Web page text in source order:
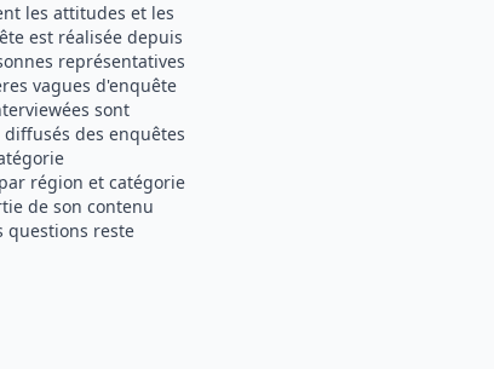
les attitudes et les
est réalisée depuis
représentatives
vagues d'enquête
sont
des enquêtes
région et catégorie
de son contenu
questions reste